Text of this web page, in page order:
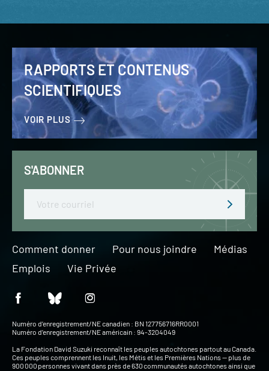
RAPPORTS ET CONTENUS
SCIENTIFIQUES
VOIR PLUS
S'ABONNER
Comment donner Pour nous joindre
Médias
Emplois
Vie Privée
Numéro d’enregistrement/NE canadien : BN 127756716RR0001
Numéro d’enregistrement/NE américain : 94-3204049
La Fondation David Suzuki reconnaît les peuples autochtones partout au Canada.
Ces peuples comprennent les Inuit, les Métis et les Premières Nations — plus de
900 000 personnes vivant dans près de 630 communautés autochtones ainsi que